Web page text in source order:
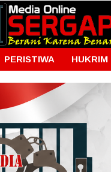
PERISTIWA HUKRIM